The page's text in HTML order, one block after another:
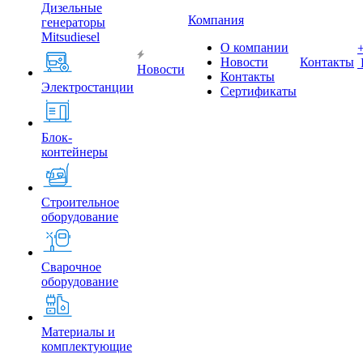
Дизельные
генераторы
Mitsudiesel
Электростанции
Блок-
контейнеры
Строительное
оборудование
Сварочное
оборудование
Материалы и
комплектующие
Новости
Компания
О компании
Новости
Контакты
Сертификаты
Контакты